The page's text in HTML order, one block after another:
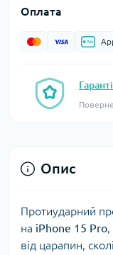
Оплата
Опис
Протиударний
на iPhone 15 Pro,
від царапин,